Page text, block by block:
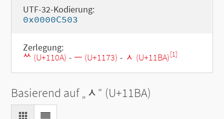
UTF-32-Kodierung:
0x0000C503
Zerlegung:
ᄊ (U+110A) - ᅳ (U+1173) - ᆺ (U+11BA)[1]
Basierend auf „ᆺ“ (U+11BA)